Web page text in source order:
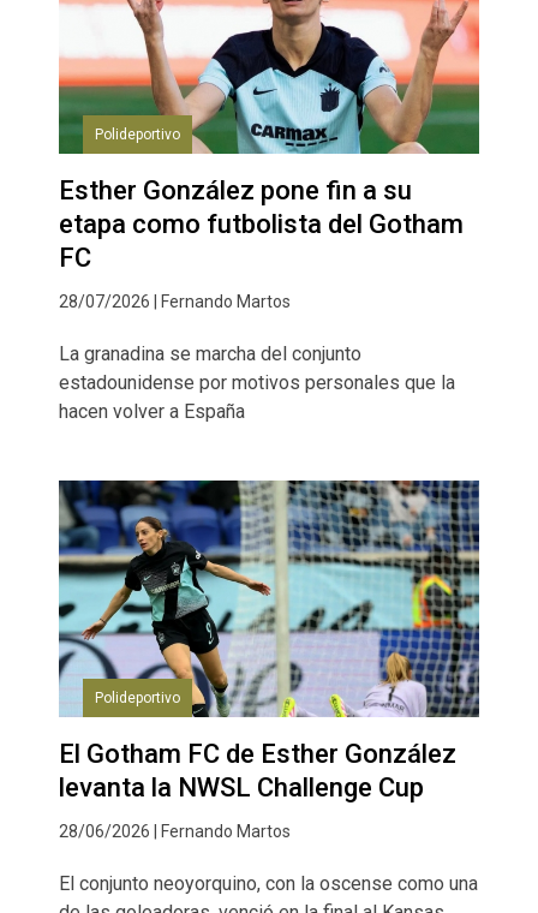
Polideportivo
Esther González pone fin a su
etapa como futbolista del Gotham
FC
28/07/2026 | Fernando Martos
La granadina se marcha del conjunto
estadounidense por motivos personales que la
hacen volver a España
Polideportivo
El Gotham FC de Esther González
levanta la NWSL Challenge Cup
28/06/2026 | Fernando Martos
El conjunto neoyorquino, con la oscense como una